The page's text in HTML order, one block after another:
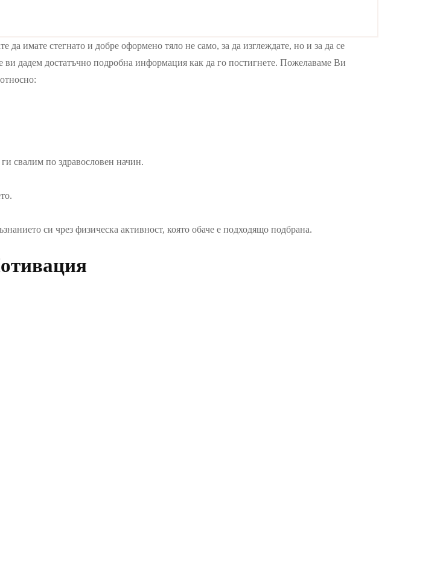
имате стегнато и добре оформено тяло не само, за да изглеждате, но и за да се
ви дадем достатъчно подробна информация как да го постигнете. Пожелаваме Ви
свалим по здравословен начин.
си чрез физическа активност, която обаче е подходящо подбрана.